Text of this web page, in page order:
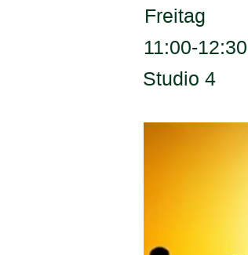
Freitag
11:00-12:30
Studio 4